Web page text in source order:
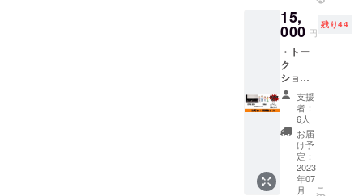
くださ
いま
せ。
ますと
幸いで
す） ・
監督か
らあな
たへお
礼メッ
セージ
カー
ド １
画チ
ケット
は、
す） ・
ステッ
カー １
セット
（する
めちゃ
ん「映
画の登
場人物
わこの
キャラ
ター」
と作品
15,
000 円
残り44
・トー
ク
ショー
付き特
別試写
会＆懇
親会
１名様
参加 ・
監督か
らあな
支援
者：
6人
お届
け予
定：
2023
年07
月
こ